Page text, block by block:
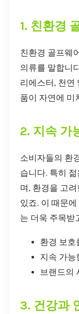
1. 친환경
친환경 골프웨
의류를 말합니
리에스터, 천연
품이 자연에 미
2. 지속 가
소비자들의 환
습니다. 특히
며, 환경을 고
있죠. 이 때문
는 더욱 주목받
환경 보호
지속 가능
브랜드의
3. 건강과